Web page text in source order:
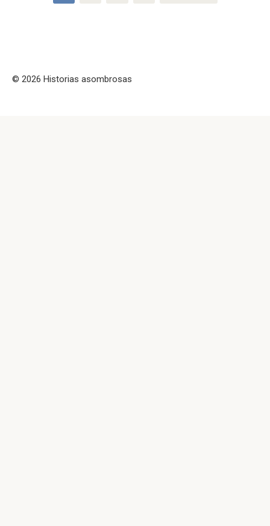
© 2026 Historias asombrosas